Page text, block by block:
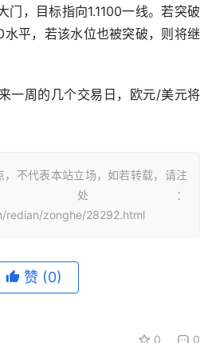
门，目标指向1.1100一线。若突破
水平，若该水位也被突破，则将继
一周的几个交易日，欧元/美元将
，不代表本站立场，如若转载，请注
处：
zonghe/28292.html
赞 (0)
0 0